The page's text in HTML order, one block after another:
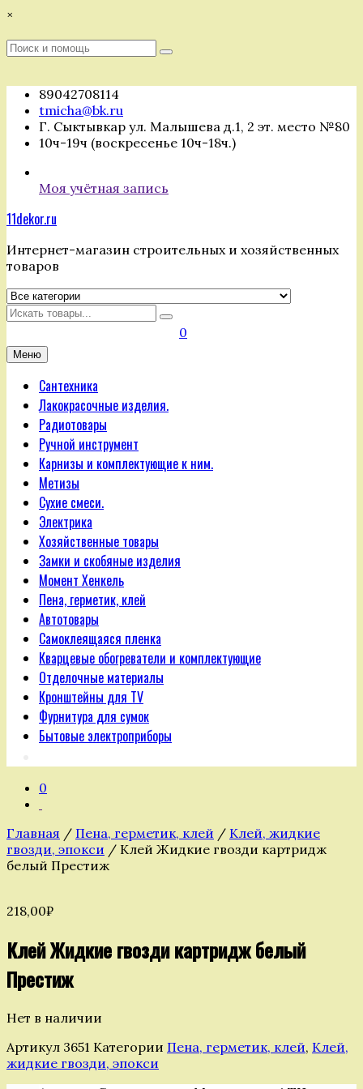
Перейти
содержимому
×
Поиск
Поиск
89042708114
tmicha@bk.ru
Г. Сыктывкар ул. Малышева д.1, 2 эт. место №80
10ч-19ч (воскресенье 10ч-18ч.)
Моя учётная запись
11dekor.ru
Интернет-магазин строительных и хозяйственных
товаров
Искать
0
Меню
Сантехника
Лакокрасочные изделия.
Радиотовары
Ручной инструмент
Карнизы и комплектующие к ним.
Метизы
Сухие смеси.
Электрика
Хозяйственные товары
Замки и скобяные изделия
Момент Хенкель
Пена, герметик, клей
Автотовары
Самоклеящаяся пленка
Кварцевые обогреватели и комплектующие
Отделочные материалы
Кронштейны для TV
Фурнитура для сумок
Бытовые электроприборы
0
Главная / Пена, герметик, клей / Клей, жидкие
гвозди, эпокси / Клей Жидкие гвозди картридж
белый Престиж
218,00₽
Клей Жидкие гвозди картридж белый
Престиж
Нет в наличии
Артикул 3651 Категории Пена, герметик, клей, Клей,
жидкие гвозди, эпокси